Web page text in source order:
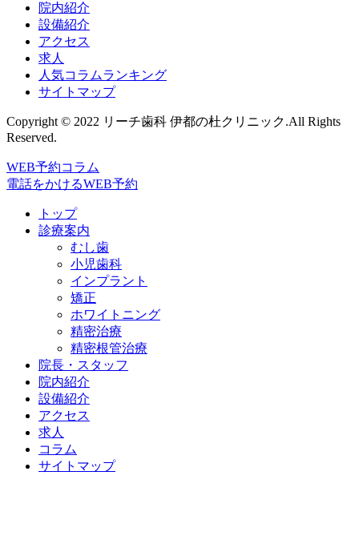
院内紹介
設備紹介
アクセス
求人
人気コラムランキング
サイトマップ
Copyright © 2022 リーチ歯科 伊都の杜クリニック.All Rights
Reserved.
WEB予約コラム
電話をかけるWEB予約
トップ
診療案内
むし歯
小児歯科
インプラント
矯正
ホワイトニング
精密治療
精密根管治療
院長・スタッフ
院内紹介
設備紹介
アクセス
求人
コラム
サイトマップ